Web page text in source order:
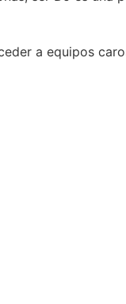
a equipos